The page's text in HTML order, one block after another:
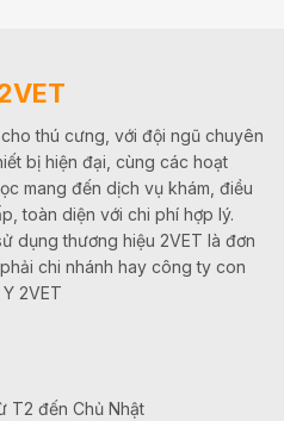
thú cưng, với đội ngũ chuyên
bị hiện đại, cùng các hoạt
mang đến dịch vụ khám, điều
toàn diện với chi phí hợp lý.
dụng thương hiệu 2VET là đơn
chi nhánh hay công ty con
2VET
T2 đến Chủ Nhật